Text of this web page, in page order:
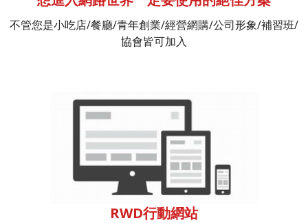
不管您是小吃店/餐廳/青年創業/經營網購/公司形象/補習班/
協會皆可加入
RWD行動網站